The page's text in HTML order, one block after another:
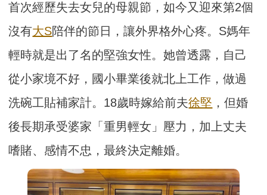
首次經歷失去女兒的母親節，如今又迎來第2個
沒有大S陪伴的節日，讓外界格外心疼。S媽年
輕時就是出了名的堅強女性。她曾透露，自己
從小家境不好，國小畢業後就北上工作，做過
洗碗工貼補家計。18歲時嫁給前夫徐堅 ，但婚
後長期承受婆家「重男輕女」壓力，加上丈夫
嗜賭、感情不忠，最終決定離婚。